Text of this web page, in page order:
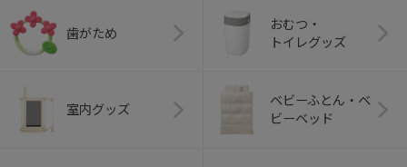
歯がため
おむつ・
トイレグッズ
室内グッズ
ベビーふとん・ベ
ビーベッド